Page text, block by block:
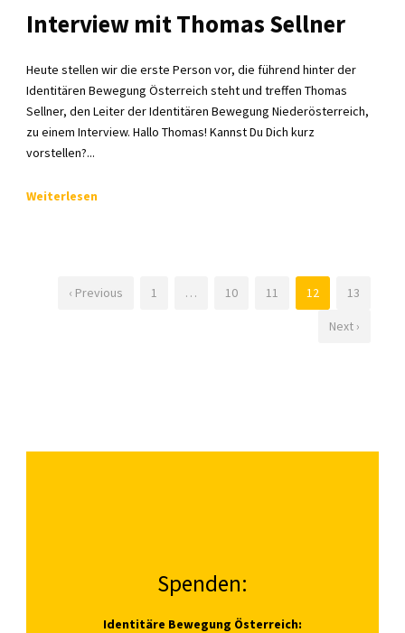
Interview mit Thomas Sellner
Heute stellen wir die erste Person vor, die führend hinter der
Identitären Bewegung Österreich steht und treffen Thomas
Sellner, den Leiter der Identitären Bewegung Niederösterreich,
zu einem Interview. Hallo Thomas! Kannst Du Dich kurz
vorstellen?...
Weiterlesen
‹ Previous 1 … 10 11 12 13
Next ›
Spenden:
Identitäre Bewegung Österreich: